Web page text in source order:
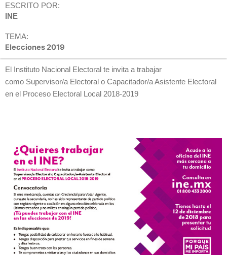
ESCRITO POR:
INE
TEMA:
Elecciones 2019
El Instituto Nacional Electoral te invita a trabajar
como Supervisor/a Electoral o Capacitador/a Asistente Electoral
en el Proceso Electoral Local 2018-2019